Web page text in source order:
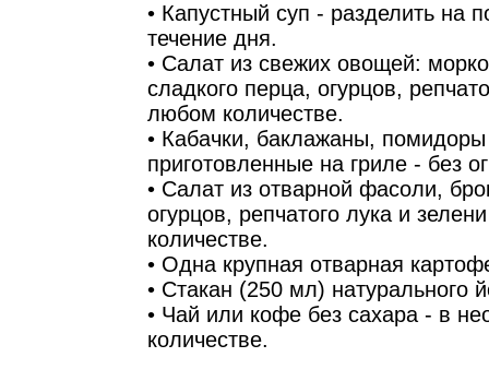
• Капустный суп - разделить на
течение дня.
• Салат из свежих овощей:
сладкого перца, огурцов,
любом количестве.
• Кабачки, баклажаны,
приготовленные на гриле - без
• Салат из отварной фасоли,
огурцов, репчатого лука и
количестве.
• Одна крупная отварная
• Стакан (250 мл) натурального
• Чай или кофе без сахара - в
количестве.